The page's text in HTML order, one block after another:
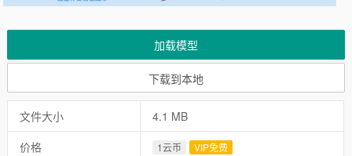
加载模型
下载到本地
文件大小
4.1 MB
价格
1云币 VIP免费